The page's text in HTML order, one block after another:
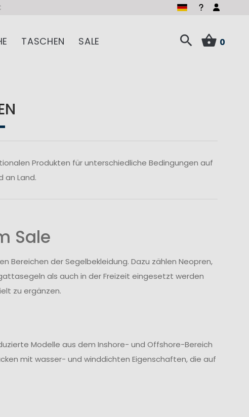
TASCHEN SALE 0
Produkten für unterschiedliche Bedingungen auf
an Land.
Sale
Bereichen der Segelbekleidung. Dazu zählen Neopren,
als auch in der Freizeit eingesetzt werden
zu ergänzen.
Modelle aus dem Inshore- und Offshore-Bereich
mit wasser- und winddichten Eigenschaften, die auf